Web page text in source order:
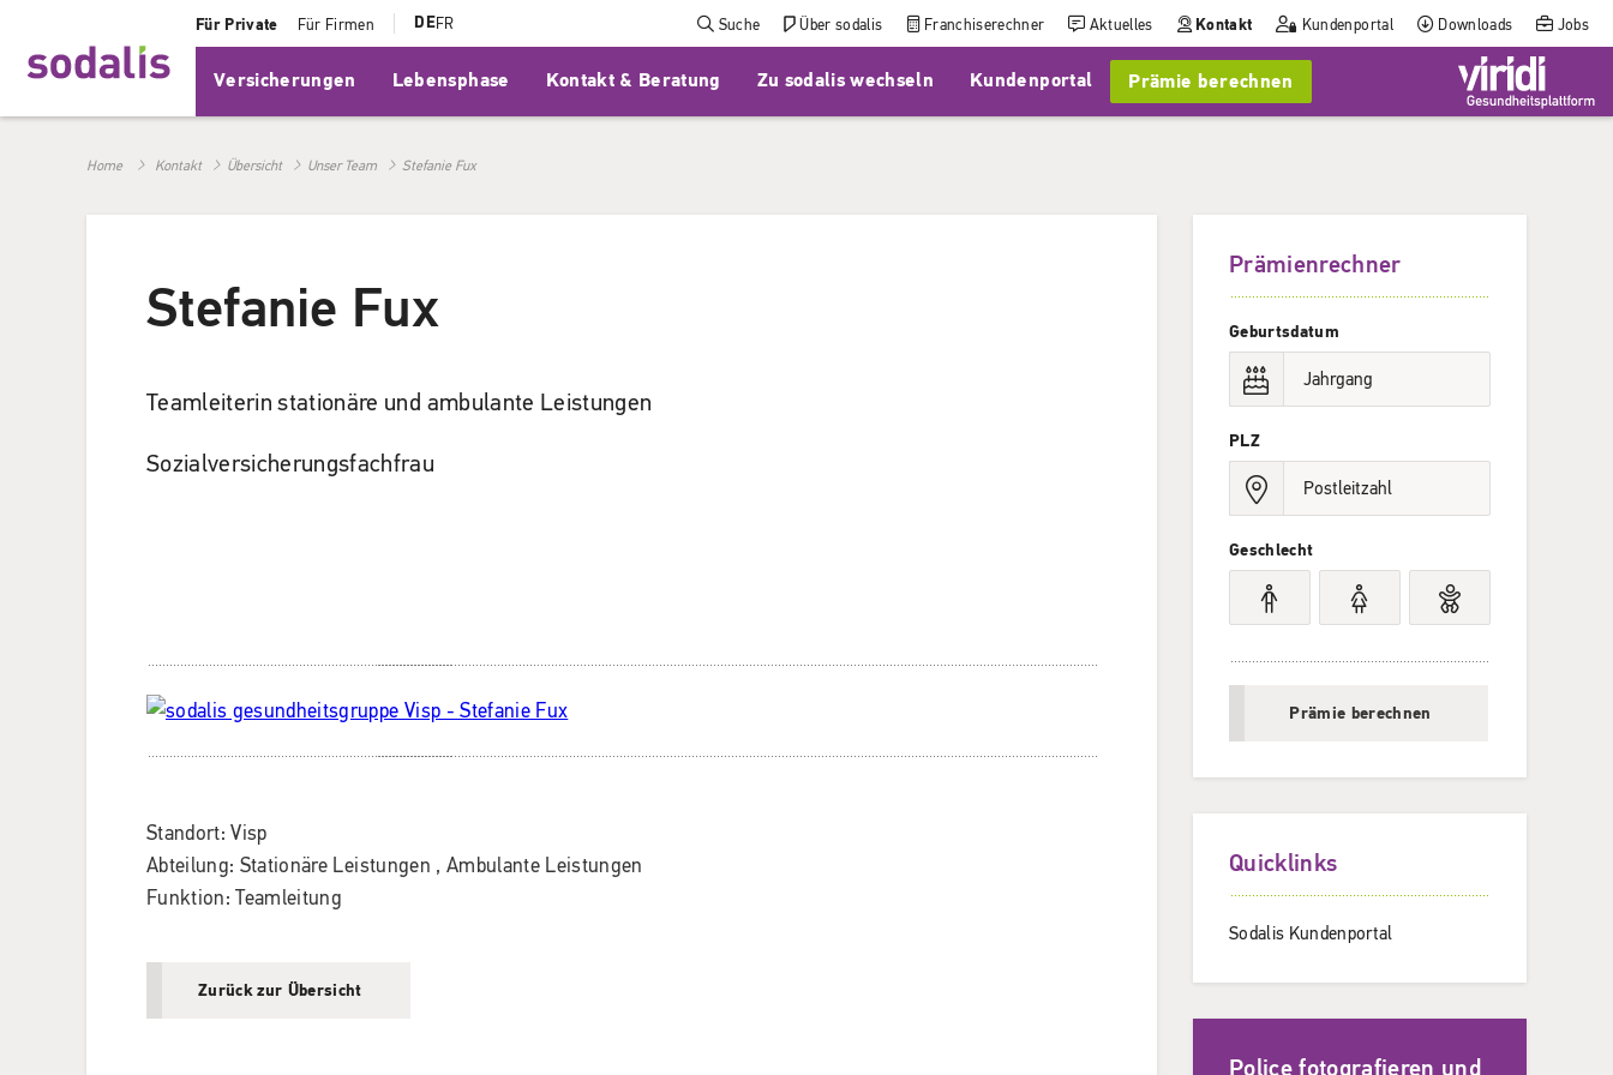
Für Private Für Firmen DEFR Suche Über sodalis Franchiserechner Aktuelles Kontakt Kundenportal Downloads Jobs
Versicherungen Lebensphase Kontakt & Beratung Zu sodalis wechseln Kundenportal Prämie berechnen
Home Kontakt Übersicht Unser Team Stefanie Fux
Stefanie Fux
Teamleiterin stationäre und ambulante Leistungen
Sozialversicherungsfachfrau
Standort: Visp
Abteilung: Stationäre Leistungen , Ambulante Leistungen
Funktion: Teamleitung
Zurück zur Übersicht
Prämienrechner
Geburtsdatum
PLZ
Geschlecht
Prämie berechnen
Quicklinks
Sodalis Kundenportal
Police fotografieren und